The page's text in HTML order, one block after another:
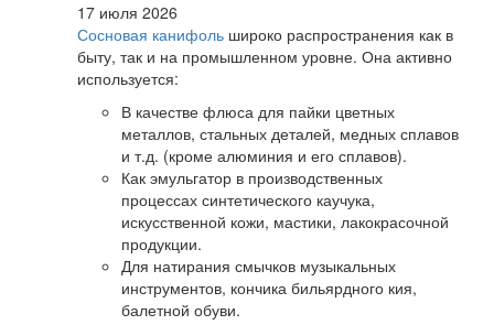
17 июля 2026
Сосновая канифоль широко распространения как в
быту, так и на промышленном уровне. Она активно
используется:
В качестве флюса для пайки цветных
металлов, стальных деталей, медных сплавов
и т.д. (кроме алюминия и его сплавов).
Как эмульгатор в производственных
процессах синтетического каучука,
искусственной кожи, мастики, лакокрасочной
продукции.
Для натирания смычков музыкальных
инструментов, кончика бильярдного кия,
балетной обуви.